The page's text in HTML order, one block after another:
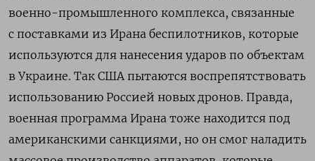
военно-промышленного комплекса, связанные
с поставками из Ирана беспилотников, которые
используются для нанесения ударов по объектам
в Украине. Так США пытаются воспрепятствовать
использованию Россией новых дронов. Правда,
военная программа Ирана тоже находится под
американскими санкциями, но он смог наладить